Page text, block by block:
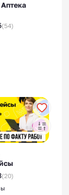
IT
(54)
(20)